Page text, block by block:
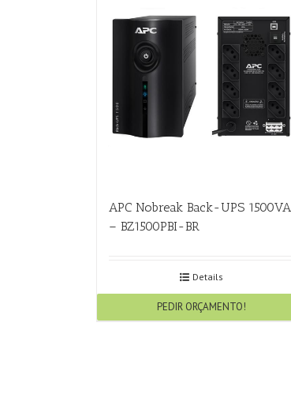
APC Nobreak Back-UPS 1500VA
– BZ1500PBI-BR
Details
PEDIR ORÇAMENTO!